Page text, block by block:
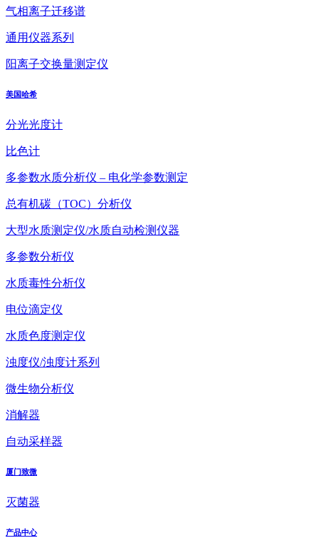
气相离子迁移谱
通用仪器系列
阳离子交换量测定仪
美国哈希
分光光度计
比色计
多参数水质分析仪 – 电化学参数测定
总有机碳（TOC）分析仪
大型水质测定仪/水质自动检测仪器
多参数分析仪
水质毒性分析仪
电位滴定仪
水质色度测定仪
浊度仪/浊度计系列
微生物分析仪
消解器
自动采样器
厦门致微
灭菌器
产品中心